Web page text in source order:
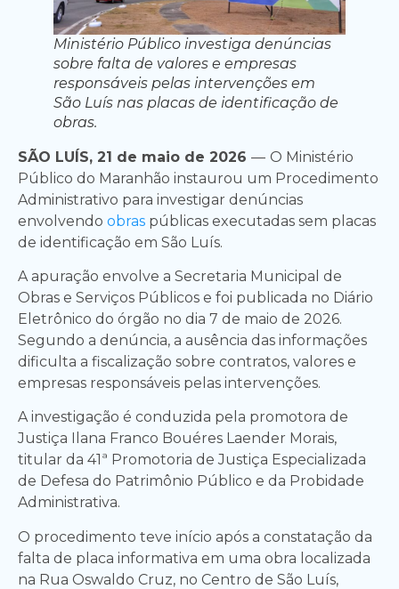
Ministério Público investiga denúncias
sobre falta de valores e empresas
responsáveis pelas intervenções em
São Luís nas placas de identificação de
obras.
SÃO LUÍS, 21 de maio de 2026 — O Ministério
Público do Maranhão instaurou um Procedimento
Administrativo para investigar denúncias
envolvendo obras públicas executadas sem placas
de identificação em São Luís.
A apuração envolve a Secretaria Municipal de
Obras e Serviços Públicos e foi publicada no Diário
Eletrônico do órgão no dia 7 de maio de 2026.
Segundo a denúncia, a ausência das informações
dificulta a fiscalização sobre contratos, valores e
empresas responsáveis pelas intervenções.
A investigação é conduzida pela promotora de
Justiça Ilana Franco Bouéres Laender Morais,
titular da 41ª Promotoria de Justiça Especializada
de Defesa do Patrimônio Público e da Probidade
Administrativa.
O procedimento teve início após a constatação da
falta de placa informativa em uma obra localizada
na Rua Oswaldo Cruz, no Centro de São Luís,